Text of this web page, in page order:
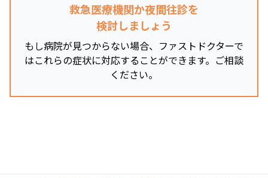
救急医療機関か夜間往診を
検討しましょう
もし病院が見つからない場合、ファストドクターで
はこれらの症状に対応することができます。ご相談
ください。